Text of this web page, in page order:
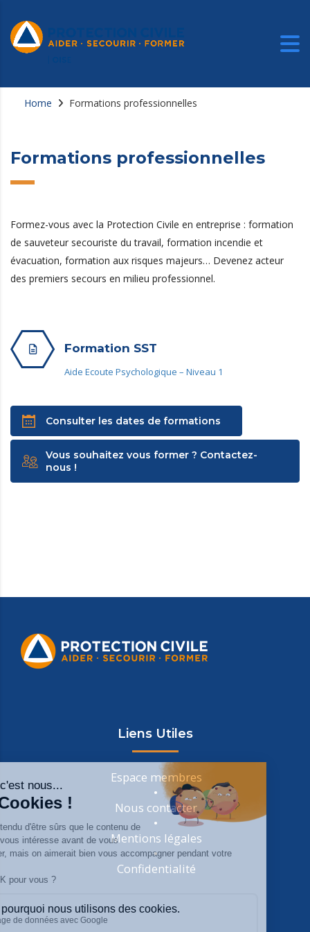
Home Formations professionnelles
Formations professionnelles
Formez-vous avec la Protection Civile en entreprise : formation
de sauveteur secouriste du travail, formation incendie et
évacuation, formation aux risques majeurs… Devenez acteur
des premiers secours en milieu professionnel.
Formation SST
Aide Ecoute Psychologique – Niveau 1
Consulter les dates de formations
Vous souhaitez vous former ? Contactez-
nous !
Liens Utiles
Espace membres
Nous contacter
Mentions légales
Confidentialité